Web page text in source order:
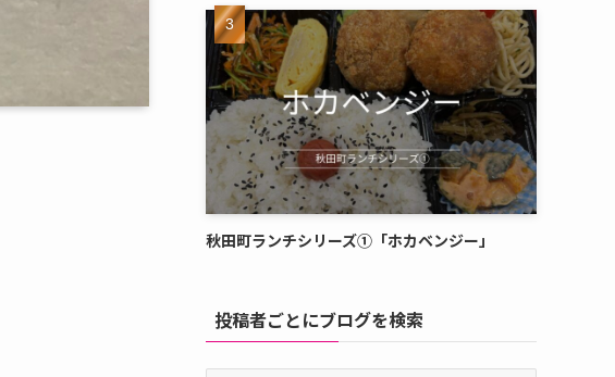
秋田町ランチシリーズ①「ホカベンジー」
投稿者ごとにブログを検索